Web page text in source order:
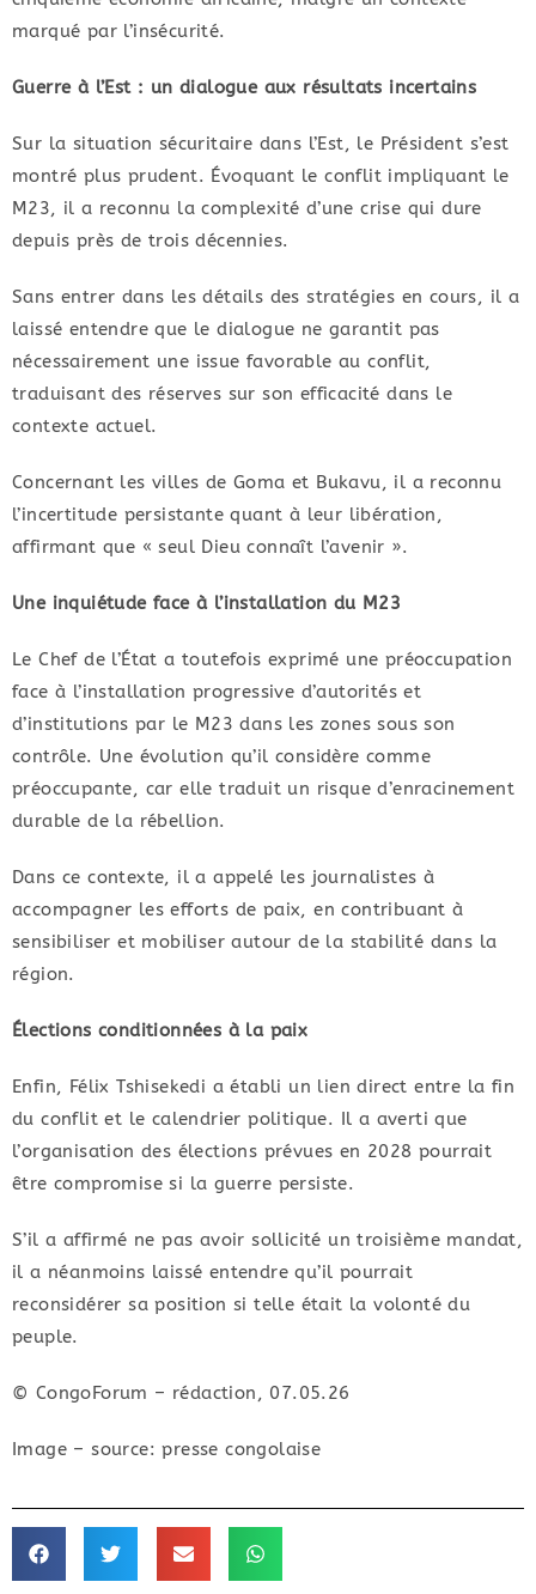
marqué par l’insécurité.
Guerre à l’Est : un dialogue aux résultats incertains
Sur la situation sécuritaire dans l’Est, le Président s’est
montré plus prudent. Évoquant le conflit impliquant le
M23, il a reconnu la complexité d’une crise qui dure
depuis près de trois décennies.
Sans entrer dans les détails des stratégies en cours, il a
laissé entendre que le dialogue ne garantit pas
nécessairement une issue favorable au conflit,
traduisant des réserves sur son efficacité dans le
contexte actuel.
Concernant les villes de Goma et Bukavu, il a reconnu
l’incertitude persistante quant à leur libération,
affirmant que « seul Dieu connaît l’avenir ».
Une inquiétude face à l’installation du M23
Le Chef de l’État a toutefois exprimé une préoccupation
face à l’installation progressive d’autorités et
d’institutions par le M23 dans les zones sous son
contrôle. Une évolution qu’il considère comme
préoccupante, car elle traduit un risque d’enracinement
durable de la rébellion.
Dans ce contexte, il a appelé les journalistes à
accompagner les efforts de paix, en contribuant à
sensibiliser et mobiliser autour de la stabilité dans la
région.
Élections conditionnées à la paix
Enfin, Félix Tshisekedi a établi un lien direct entre la fin
du conflit et le calendrier politique. Il a averti que
l’organisation des élections prévues en 2028 pourrait
être compromise si la guerre persiste.
S’il a affirmé ne pas avoir sollicité un troisième mandat,
il a néanmoins laissé entendre qu’il pourrait
reconsidérer sa position si telle était la volonté du
peuple.
© CongoForum – rédaction, 07.05.26
Image – source: presse congolaise